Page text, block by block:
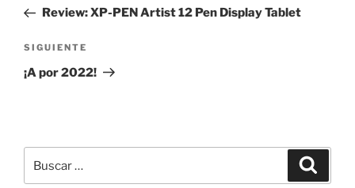
entradas
anterior:
Review: XP-PEN Artist 12 Pen Display Tablet
Siguiente
entrada
SIGUIENTE
¡A por 2022!
por: